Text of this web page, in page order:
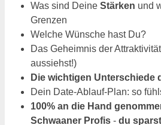
Was sind Deine Stärken und
Grenzen
Welche Wünsche hast Du?
Das Geheimnis der
aussiehst!)
Die wichtigen Unterschiede
Dein Date-Ablauf-Plan: so
100% an die Hand
Schwaaner Profis - du